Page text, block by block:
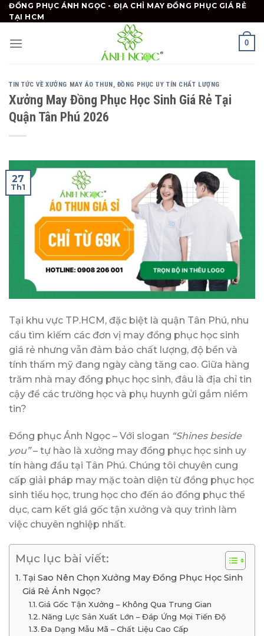
Skip
to
ĐỒNG PHỤC ÁNH NGỌC - ĐỊA CHỈ MAY ĐỒNG PHỤC GIÁ RẺ
TẠI HCM
0
TIN TỨC VỀ XƯỞNG MAY ÁO THUN, ĐỒNG PHỤC UY TÍN CHẤT LƯỢNG
Xưởng May Đồng Phục Học Sinh Giá Rẻ Tại
Quận Tân Phú 2026
27
Th1
Tại khu vực TP.HCM, đặc biệt là quận Tân Phú, nhu
cầu tìm kiếm các đơn vị may đồng phục học sinh
giá rẻ nhưng vẫn đảm bảo chất lượng, độ bền và
tính thẩm mỹ đang ngày càng tăng cao. Giữa hàng
trăm nhà may đồng phục học sinh, đâu là địa chỉ tin
cậy để các trường học và phụ huynh gửi gắm niềm
tin?
Đồng phục Ánh Ngọc – Với slogan “Shines beside
you”– tự hào là xưởng may đồng phục học sinh uy
tín hàng đầu tại Tân Phú. Chúng tôi chuyên cung
cấp giải pháp may mặc toàn diện từ đồng phục học
sinh tiểu học, trung học cho đến áo đồng phục thể
dục, cam kết giá gốc tận xưởng và quy trình làm
việc chuyên nghiệp nhất.
Mục lục bài viết:
Tại Sao Nên Chọn Xưởng May Đồng Phục Học Sinh
Giá Rẻ Ánh Ngọc?
Giá Gốc Tận Xưởng – Không Qua Trung Gian
Năng Lực Sản Xuất Lớn – Đáp Ứng Mọi Tiến Độ
Đa Dạng Mẫu Mã – Chất Liệu Cao Cấp